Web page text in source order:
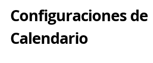
Configuraciones de
Calendario